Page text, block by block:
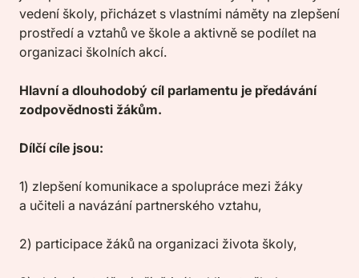
vedení školy, přicházet s vlastními náměty na zlepšení
prostředí a vztahů ve škole a aktivně se podílet na
organizaci školních akcí.
Hlavní a dlouhodobý cíl parlamentu je předávání
zodpovědnosti žákům.
Dílčí cíle jsou:
1) zlepšení komunikace a spolupráce mezi žáky
a učiteli a navázání partnerského vztahu,
2) participace žáků na organizaci života školy,